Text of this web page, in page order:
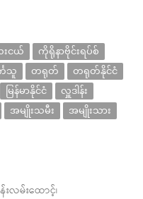
ငယ်
ကိုရိုနာဗိုင်းရပ်စ်
သူ တရုတ်
တရုတ်နိုင်ငံ
မြန်မာနိုင်ငံ
လှူဒါန်း
အမျိုးသမီး အမျိုးသား
လမ်းထောင့်၊